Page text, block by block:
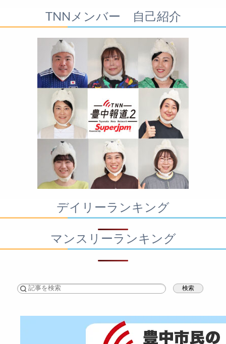
TNNメンバー 自己紹介
デイリーランキング
マンスリーランキング
検索